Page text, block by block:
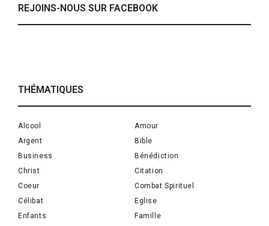
REJOINS-NOUS SUR FACEBOOK
THÉMATIQUES
Alcool
Amour
Argent
Bible
Business
Bénédiction
Christ
Citation
Coeur
Combat Spirituel
Célibat
Eglise
Enfants
Famille